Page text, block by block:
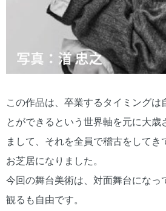
この作品は、卒業するタイミングは
とができるという世界軸を元に大歳
まして、それを全員で稽古をしてき
お芝居になりました。
今回の舞台美術は、対面舞台になっ
観るも自由です。